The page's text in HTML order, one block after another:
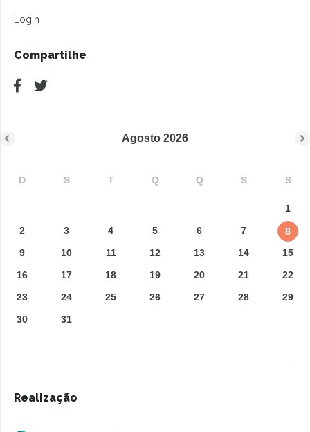
Login
Compartilhe
Agosto 2026
D S T Q Q S S
1
2
3 4 5 6 7
8
9
10 11 12 13 14
15
16
17 18 19 20 21
22
23
24 25 26 27 28
29
30
31
Realização